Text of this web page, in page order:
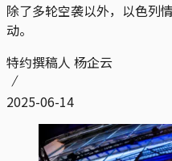
除了多轮空袭以外，以色列
动。
特约撰稿人 杨企云
2025-06-14